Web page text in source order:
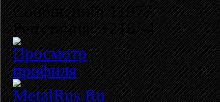
Сообщений: 11977
Репутация: +216/-4